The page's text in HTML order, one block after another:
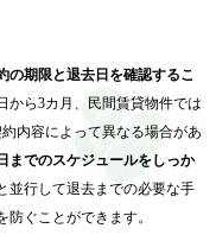
の期限と退去日を確認するこ
ら3カ月、
民間賃貸物件では
内容によって異なる場合があ
までのスケジュールをしっか
並行して退去までの必要な手
ぐことができます。